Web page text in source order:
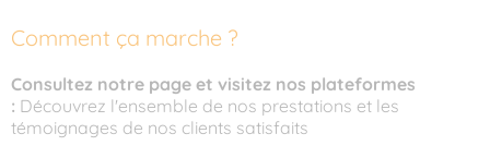
Comment ça marche ?
Consultez notre page et visitez nos plateformes
: Découvrez l'ensemble de nos prestations et les
témoignages de nos clients satisfaits